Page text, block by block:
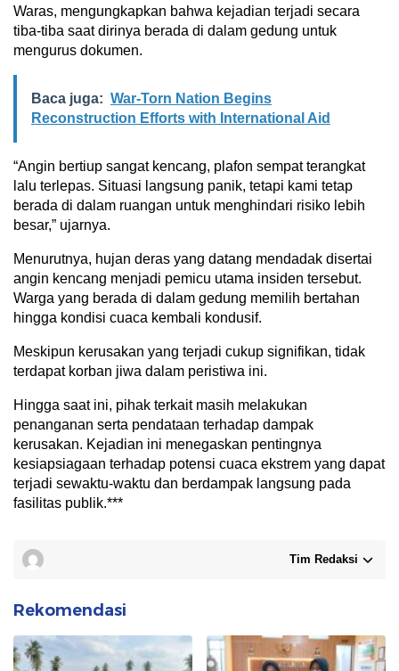
Waras, mengungkapkan bahwa kejadian terjadi secara
tiba-tiba saat dirinya berada di dalam gedung untuk
mengurus dokumen.
Baca juga: War-Torn Nation Begins
Reconstruction Efforts with International Aid
“Angin bertiup sangat kencang, plafon sempat terangkat
lalu terlepas. Situasi langsung panik, tetapi kami tetap
berada di dalam ruangan untuk menghindari risiko lebih
besar,” ujarnya.
Menurutnya, hujan deras yang datang mendadak disertai
angin kencang menjadi pemicu utama insiden tersebut.
Warga yang berada di dalam gedung memilih bertahan
hingga kondisi cuaca kembali kondusif.
Meskipun kerusakan yang terjadi cukup signifikan, tidak
terdapat korban jiwa dalam peristiwa ini.
Hingga saat ini, pihak terkait masih melakukan
penanganan serta pendataan terhadap dampak
kerusakan. Kejadian ini menegaskan pentingnya
kesiapsiagaan terhadap potensi cuaca ekstrem yang dapat
terjadi sewaktu-waktu dan berdampak langsung pada
fasilitas publik.***
Tim Redaksi
Rekomendasi